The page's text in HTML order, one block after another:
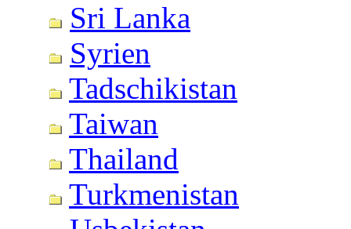
Sri Lanka
Syrien
Tadschikistan
Taiwan
Thailand
Turkmenistan